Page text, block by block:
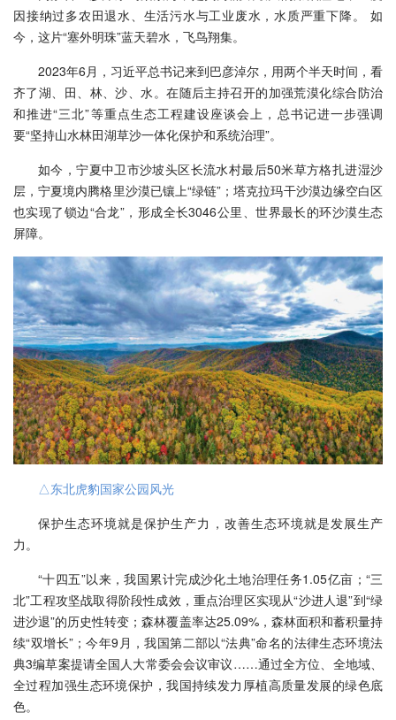
因接纳过多农田退水、生活污水与工业废水，水质严重下降。 如
今，这片“塞外明珠”蓝天碧水，飞鸟翔集。
2023年6月，习近平总书记来到巴彦淖尔，用两个半天时间，看
齐了湖、田、林、沙、水。在随后主持召开的加强荒漠化综合防治
和推进“三北”等重点生态工程建设座谈会上，总书记进一步强调
要“坚持山水林田湖草沙一体化保护和系统治理”。
如今，宁夏中卫市沙坡头区长流水村最后50米草方格扎进湿沙
层，宁夏境内腾格里沙漠已镶上“绿链”；塔克拉玛干沙漠边缘空白区
也实现了锁边“合龙”，形成全长3046公里、世界最长的环沙漠生态
屏障。
△东北虎豹国家公园风光
保护生态环境就是保护生产力，改善生态环境就是发展生产
力。
“十四五”以来，我国累计完成沙化土地治理任务1.05亿亩；“三
北”工程攻坚战取得阶段性成效，重点治理区实现从“沙进人退”到“绿
进沙退”的历史性转变；森林覆盖率达25.09%，森林面积和蓄积量持
续“双增长”；今年9月，我国第二部以“法典”命名的法律生态环境法
典3编草案提请全国人大常委会会议审议……通过全方位、全地域、
全过程加强生态环境保护，我国持续发力厚植高质量发展的绿色底
色。